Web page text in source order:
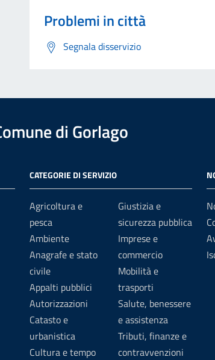
Problemi in città
Segnala disservizio
di Gorlago
CATEGORIE DI SERVIZIO
Agricoltura e
pesca
Ambiente
Anagrafe e stato
civile
Appalti pubblici
Autorizzazioni
Catasto e
urbanistica
Cultura e tempo
Giustizia e
sicurezza pubblica
Imprese e
commercio
Mobilità e
trasporti
Salute, benessere
e assistenza
Tributi, finanze e
contravvenzioni